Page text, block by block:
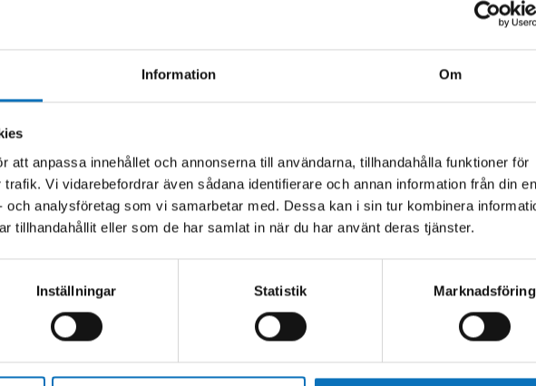
Information Om
att anpassa innehållet och annonserna till användarna, tillhandahålla funktioner för
Vi vidarebefordrar även sådana identifierare och annan information från din
och analysföretag som vi samarbetar med. Dessa kan i sin tur kombinera
tillhandahållit eller som de har samlat in när du har använt deras tjänster.
Inställningar Statistik Marknadsföring
00
Mån-Tor 07.00-14.00
Fredag 07.00-13.00
Öppettider:
Mån-Tor 06.00 – 15.45
Fredag 6.00-14.00
+46 (0)11 - 45 07 400
602 23 Norrköping
Org.nr
Mån-
+46
21376